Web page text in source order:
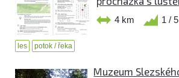
4 km 1 / 5
les potok / řeka
Muzeum